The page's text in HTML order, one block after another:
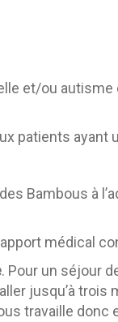
et/ou autisme
patients ayant
Bambous à
médical
. Pour un séjour
jusqu’à trois
travaille donc